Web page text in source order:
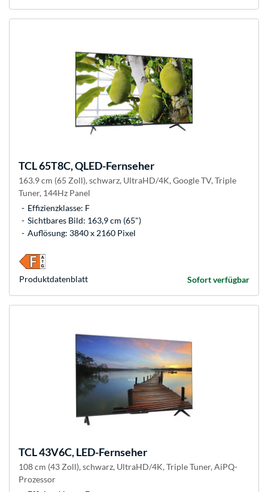
TCL65T8C, QLED-Fernseher
163.9 cm (65 Zoll), schwarz, UltraHD/4K, Google TV, Triple
Tuner, 144Hz Panel
Effizienzklasse: F
Sichtbares Bild: 163,9 cm (65")
Auflösung: 3840 x 2160 Pixel
Sofort verfügbar
Produkt­datenblatt
TCL43V6C, LED-Fernseher
108 cm (43 Zoll), schwarz, UltraHD/4K, Triple Tuner, AiPQ-
Prozessor